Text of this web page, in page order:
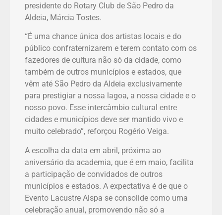
presidente do Rotary Club de São Pedro da
Aldeia, Márcia Tostes.
“É uma chance única dos artistas locais e do
público confraternizarem e terem contato com os
fazedores de cultura não só da cidade, como
também de outros municípios e estados, que
vêm até São Pedro da Aldeia exclusivamente
para prestigiar a nossa lagoa, a nossa cidade e o
nosso povo. Esse intercâmbio cultural entre
cidades e municípios deve ser mantido vivo e
muito celebrado”, reforçou Rogério Veiga.
A escolha da data em abril, próxima ao
aniversário da academia, que é em maio, facilita
a participação de convidados de outros
municípios e estados. A expectativa é de que o
Evento Lacustre Alspa se consolide como uma
celebração anual, promovendo não só a